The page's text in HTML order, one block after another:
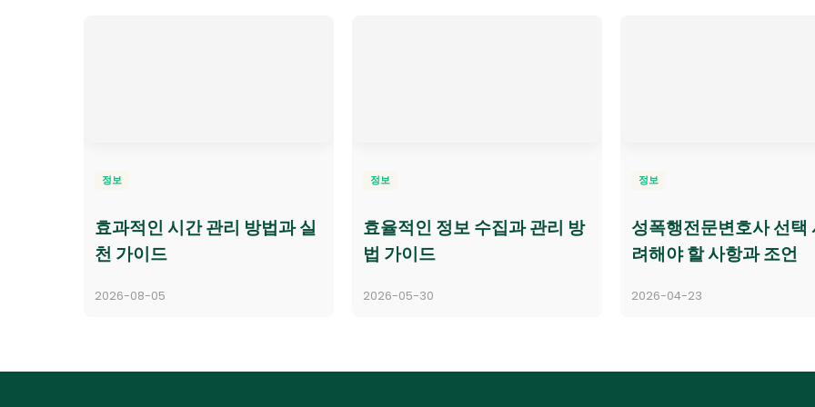
정보
효과적인 시간 관리 방법과 실
천 가이드
2026-08-05
정보
효율적인 정보 수집과 관리 방
법 가이드
2026-05-30
정보
성폭행전문변호사 선택
려해야 할 사항과 조언
2026-04-23